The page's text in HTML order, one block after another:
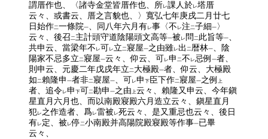
謂厝作也、〈諸寺金堂皆厝作也、所レ課人於レ塔厝
云々、或書云、厝之言貌也、〉寬弘七年庚戌二月廿七
日始作二一條院一、同八年六月有レ事〈不 レ注二子細一 〉
云々、後召二主計頭守道陰陽頭文高等一被 レ 問二此旨等一、
共申云、當梁年不 レ可レ 立二寢屋一之由雖レ出二暦林一、陰
陽家不忌多立二寢屋一云々、仰云、可レ申二不 レ忌例一者、
則申云、元慶二年戊戌年立二大極殿一者、仰云、大極殿
如二賴隆申一者非二寢屋一、可レ申下臣下作二寢屋一之例上
者、追令レ申下可二勘申一之由上云々、賴隆又申云、今年鎭
星直月六月也、而以南殿寢殿六月造立云々、鎭星直月
犯レ 之作造者、爲レ雷被 レ死云々、是又重忌也云々、後日
有レ 定、被 レ停二小南殿并高陽院殿寢殿等作事一已畢
云々、